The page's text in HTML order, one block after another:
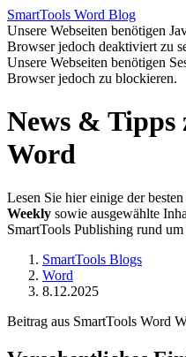
SmartTools Word Blog
Unsere Webseiten benötigen
Browser jedoch deaktiviert zu
Unsere Webseiten benötigen
Browser jedoch zu blockieren.
News &
Word
Lesen Sie hier einige der
Weekly sowie ausgewählte
SmartTools Publishing rund um
SmartTools Blogs
Word
8.12.2025
Beitrag aus SmartTools Word